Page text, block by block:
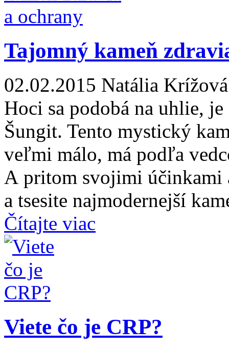
Tajomný kameň
02.02.2015 Natália Krížová
Hoci sa podobá na uhlie,
Šungit. Tento mystický
veľmi málo, má podľa
A pritom svojimi
a tsesite najmodernejší
Čítajte viac
Viete čo je CRP?